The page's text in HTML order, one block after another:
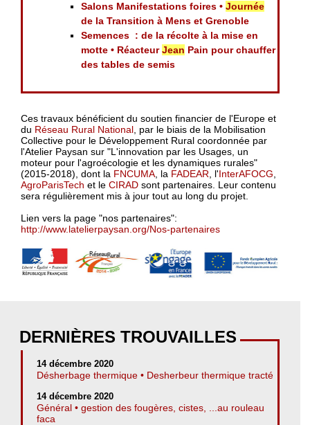
Salons Manifestations foires •Journée
de la Transition à Mens et Grenoble
Semences : de la récolte à la mise en
motte • RéacteurJean Pain pour chauffer
des tables de semis
Ces travaux bénéficient du soutien financier de l'Europe et
du Réseau Rural National, par le biais de la Mobilisation
Collective pour le Développement Rural coordonnée par
l'Atelier Paysan sur "L'innovation par les Usages, un
moteur pour l'agroécologie et les dynamiques rurales"
(2015-2018), dont la FNCUMA, la FADEAR, l'InterAFOCG,
AgroParisTech et le CIRAD sont partenaires. Leur contenu
sera régulièrement mis à jour tout au long du projet.
Lien vers la page "nos partenaires":
http://www.latelierpaysan.org/Nos-partenaires
DERNIÈRES TROUVAILLES
14 décembre 2020
Désherbage thermique • Desherbeur thermique tracté
14 décembre 2020
Général • gestion des fougères, cistes, ...au rouleau
faca